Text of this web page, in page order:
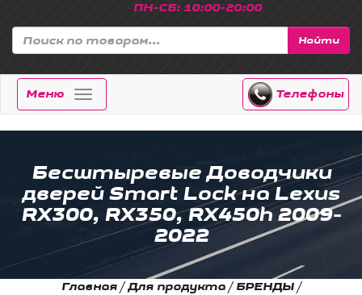
ПН-СБ: 10:00-20:00
Найти
Меню Телефоны
Беcштыревые Доводчики
дверей Smart Lock на Lexus
RX300, RX350, RX450h 2009-
2022
Главная /Для продукта /БРЕНДЫ /